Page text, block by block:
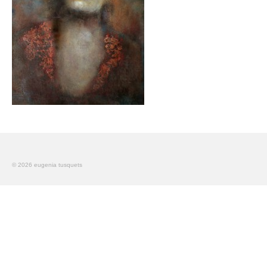
El cuadro perdido de Picasso
Articles
Paintings
An Idyll
Gent de Pas
© 2026 eugenia tusquets